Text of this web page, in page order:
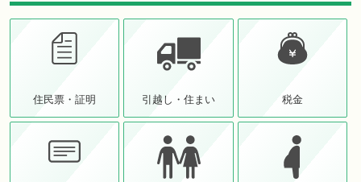
住民票・証明 引越し・住まい 税金